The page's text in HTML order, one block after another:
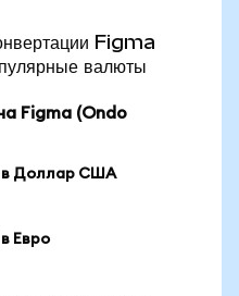
Figma
валюты
Figma (Ondo
в Доллар США
Евро